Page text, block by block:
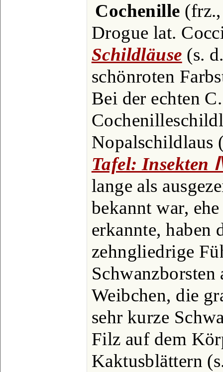
Cochenille
Drogue lat.
Schildläuse (s.
schönroten
Bei der echten
Nopalschildlaus
Tafel: Insekten
lange als
bekannt war,
erkannte, haben
zehngliedrige
Weibchen, die
sehr kurze
Filz auf dem
Kaktusblättern